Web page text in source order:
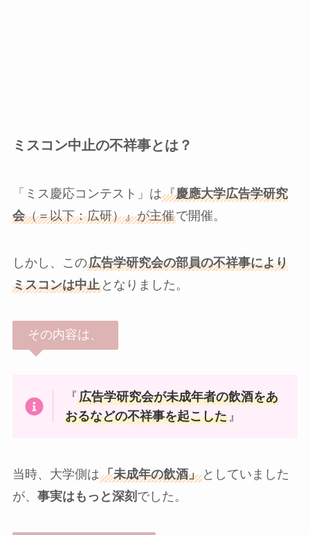
ミスコン中止の不祥事とは？
「ミス慶応コンテスト」は『慶應大学広告学研究
会（＝以下：広研）』が主催で開催。
しかし、この広告学研究会の部員の不祥事により
ミスコンは中止となりました。
その内容は、
『広告学研究会が未成年者の飲酒をあ
おるなどの不祥事を起こした』
当時、大学側は「未成年の飲酒」としていました
が、 事実はもっと深刻 でした。